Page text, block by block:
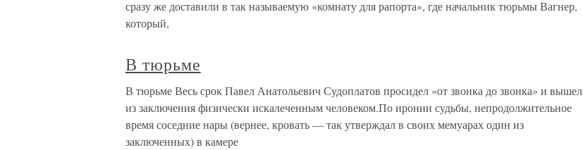
сразу же доставили в так называемую «комнату для рапорта», где начальник тюрьмы Вагнер,
который,
В тюрьме
В тюрьме Весь срок Павел Анатольевич Судоплатов просидел «от звонка до звонка» и вышел
из заключения физически искалеченным человеком.По иронии судьбы, непродолжительное
время соседние нары (вернее, кровать — так утверждал в своих мемуарах один из
заключенных) в камере